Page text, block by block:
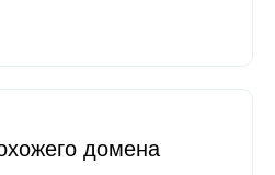
домена